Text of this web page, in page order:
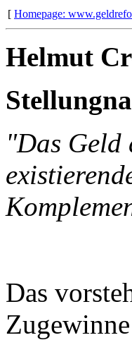
[ Homepage:
Helmut
"Das Geld
Das